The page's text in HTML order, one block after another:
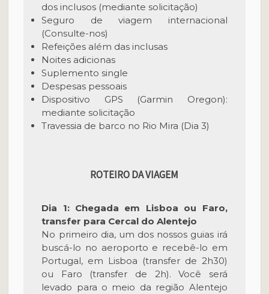
dos inclusos (mediante solicitação)
Seguro de viagem internacional
(Consulte-nos)
Refeições além das inclusas
Noites adicionas
Suplemento single
Despesas pessoais
Dispositivo GPS (Garmin Oregon):
mediante solicitação
Travessia de barco no Rio Mira (Dia 3)
ROTEIRO DA VIAGEM
Dia 1: Chegada em Lisboa ou Faro,
transfer para Cercal do Alentejo
No primeiro dia, um dos nossos guias irá
buscá-lo no aeroporto e recebê-lo em
Portugal, em Lisboa (transfer de 2h30)
ou Faro (transfer de 2h). Você será
levado para o meio da região Alentejo